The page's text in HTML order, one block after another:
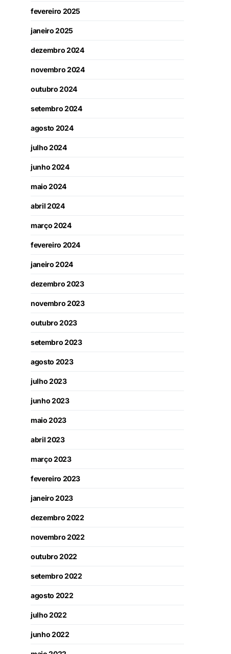
fevereiro 2025
janeiro 2025
dezembro 2024
novembro 2024
outubro 2024
setembro 2024
agosto 2024
julho 2024
junho 2024
maio 2024
abril 2024
março 2024
fevereiro 2024
janeiro 2024
dezembro 2023
novembro 2023
outubro 2023
setembro 2023
agosto 2023
julho 2023
junho 2023
maio 2023
abril 2023
março 2023
fevereiro 2023
janeiro 2023
dezembro 2022
novembro 2022
outubro 2022
setembro 2022
agosto 2022
julho 2022
junho 2022